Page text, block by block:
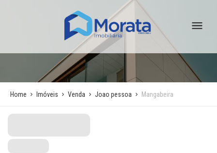
Home Imóveis Venda Joao pessoa Mangabeira